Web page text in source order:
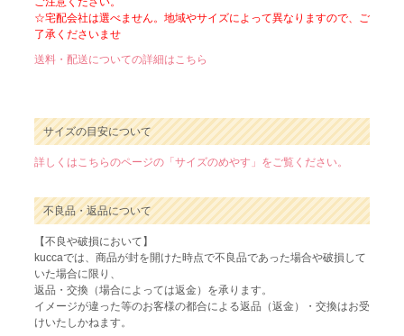
☆宅配会社は選べません。地域やサイズによって異なりますので、ご
了承くださいませ
送料・配送についての詳細はこちら
サイズの目安について
詳しくはこちらのページの「サイズのめやす」をご覧ください。
不良品・返品について
【不良や破損において】
kuccaでは、商品が封を開けた時点で不良品であった場合や破損して
いた場合に限り、
返品・交換（場合によっては返金）を承ります。
イメージが違った等のお客様の都合による返品（返金）・交換はお受
けいたしかねます。